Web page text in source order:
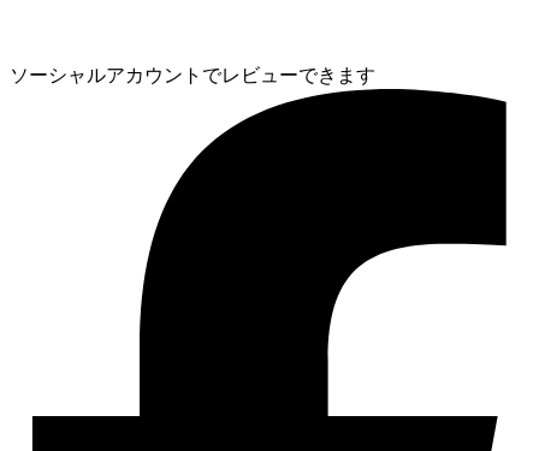
ソーシャルアカウントでレビューできます